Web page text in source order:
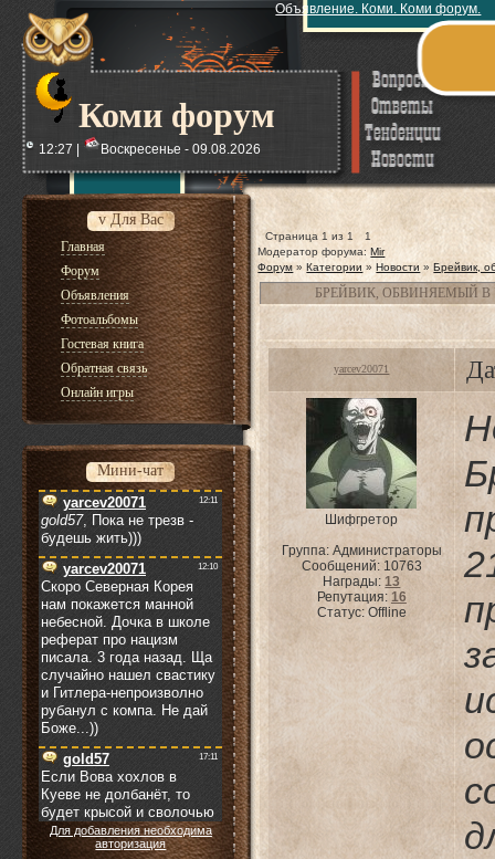
Коми форум
Объявление. Коми. Коми форум.
12:27 | Воскресенье - 09.08.2026
v Для Вас
Главная
Форум
Объявления
Фотоальбомы
Гостевая книга
Обратная связь
Онлайн игры
Мини-чат
Для добавления необходима
авторизация
Страница 1 из 1
1
Модератор форума:Mir
Форум » Категории » Новости » Брейвик,
БРЕЙВИК, ОБВИНЯЕМЫЙ
yarcev20071
Шифгретор
Группа: Администраторы
Сообщений: 10763
Награды:13
Репутация: 16
Статус: Offline